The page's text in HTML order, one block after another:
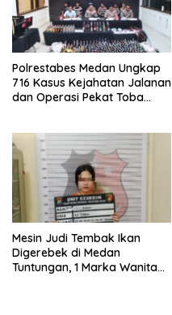
Polrestabes Medan Ungkap
716 Kasus Kejahatan Jalanan
dan Operasi Pekat Toba
Mesin Judi Tembak Ikan
Digerebek di Medan
Tuntungan, 1 Marka Wanita